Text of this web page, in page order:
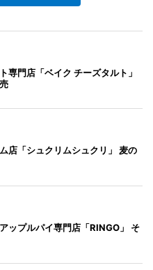
専門店「ベイク チーズタルト」
店「シュクリムシュクリ」 麦の
ップルパイ専門店「RINGO」 そ